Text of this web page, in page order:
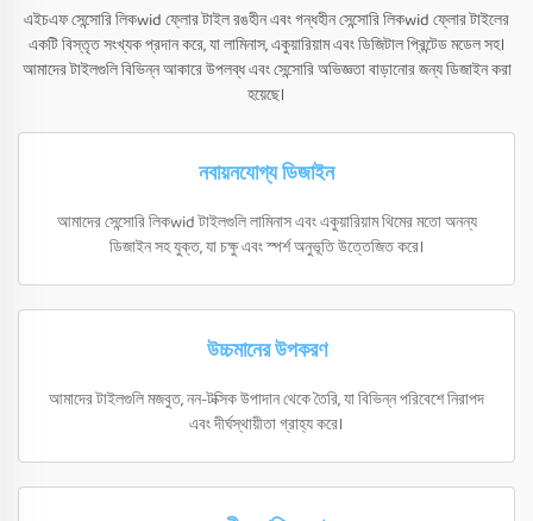
এইচএফ সেন্সোরি লিকwid ফ্লোর টাইল রঙহীন এবং গন্ধহীন সেন্সোরি লিকwid ফ্লোর টাইলের
একটি বিস্তৃত সংখ্যক প্রদান করে, যা লামিনাস, একুয়ারিয়াম এবং ডিজিটাল প্রিন্টেড মডেল সহ।
আমাদের টাইলগুলি বিভিন্ন আকারে উপলব্ধ এবং সেন্সোরি অভিজ্ঞতা বাড়ানোর জন্য ডিজাইন করা
হয়েছে।
নবায়নযোগ্য ডিজাইন
আমাদের সেন্সোরি লিকwid টাইলগুলি লামিনাস এবং একুয়ারিয়াম থিমের মতো অনন্য
ডিজাইন সহ যুক্ত, যা চক্ষু এবং স্পর্শ অনুভূতি উত্তেজিত করে।
উচ্চমানের উপকরণ
আমাদের টাইলগুলি মজবুত, নন-টক্সিক উপাদান থেকে তৈরি, যা বিভিন্ন পরিবেশে নিরাপদ
এবং দীর্ঘস্থায়ীতা গ্রাহ্য করে।